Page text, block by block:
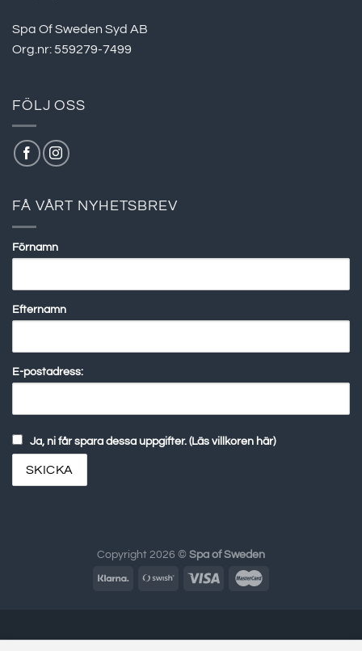
Spa Of Sweden Syd AB
Org.nr: 559279-7499
FÖLJ OSS
FÅ VÅRT NYHETSBREV
Förnamn
Efternamn
E-postadress:
Ja, ni får spara dessa uppgifter. (Läs villkoren här)
Copyright 2026 © Spa of Sweden